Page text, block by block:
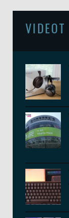
VIDEOT